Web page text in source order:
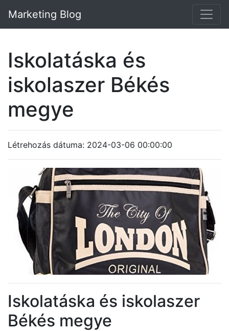
Marketing Blog
Iskolatáska és
iskolaszer Békés
megye
Létrehozás dátuma: 2024-03-06 00:00:00
Iskolatáska és iskolaszer
Békés megye